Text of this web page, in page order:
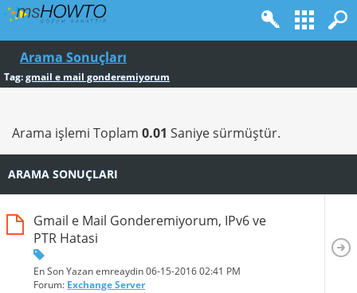
Arama Sonuçları
Tag:gmail e mail gonderemiyorum
Arama işlemi Toplam 0.01 Saniye sürmüştür.
ARAMA SONUÇLARI
Gmail e Mail Gonderemiyorum, IPv6 ve
PTR Hatasi
En Son Yazan emreaydin 06-15-201602:41 PM
Forum: Exchange Server